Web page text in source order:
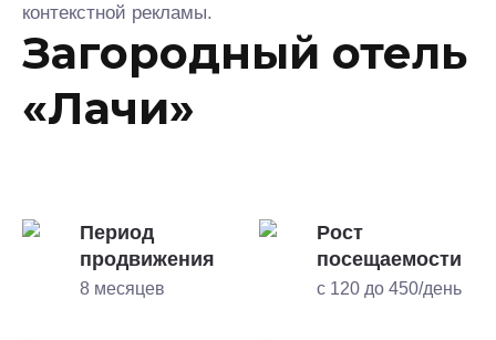
контекстной рекламы.
Загородный отель
«Лачи»
Период
продвижения
8 месяцев
Рост
посещаемости
с 120 до 450/день